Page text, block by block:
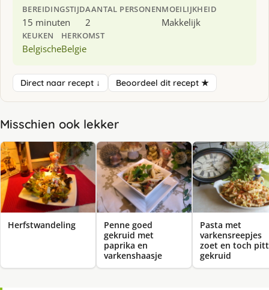
BEREIDINGSTIJD
15 minuten
AANTAL PERSONEN
2
MOEILIJKHEID
Makkelijk
KEUKEN
Belgische
HERKOMST
Belgie
Direct naar recept ↓ Beoordeel dit recept ★
Misschien ook lekker
Herfstwandeling
Penne goed
gekruid met
paprika en
varkenshaasje
Pasta met
varkensreepjes
zoet en toch
gekruid